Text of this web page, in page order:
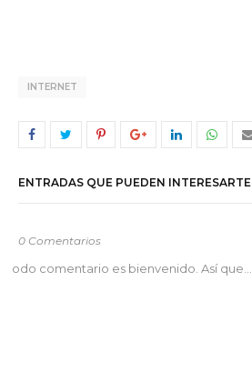
INTERNET
ENTRADAS QUE PUEDEN INTERESARTE
0 Comentarios
odo comentario es bienvenido. Así que...